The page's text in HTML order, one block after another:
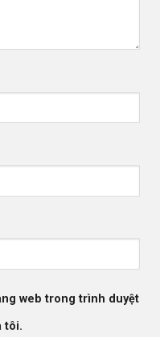
web trong trình duyệt
tôi.